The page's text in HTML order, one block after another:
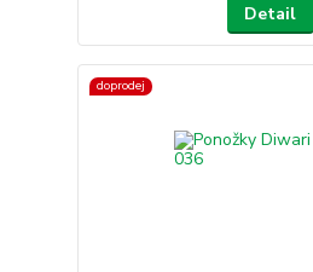
Detail
doprodej